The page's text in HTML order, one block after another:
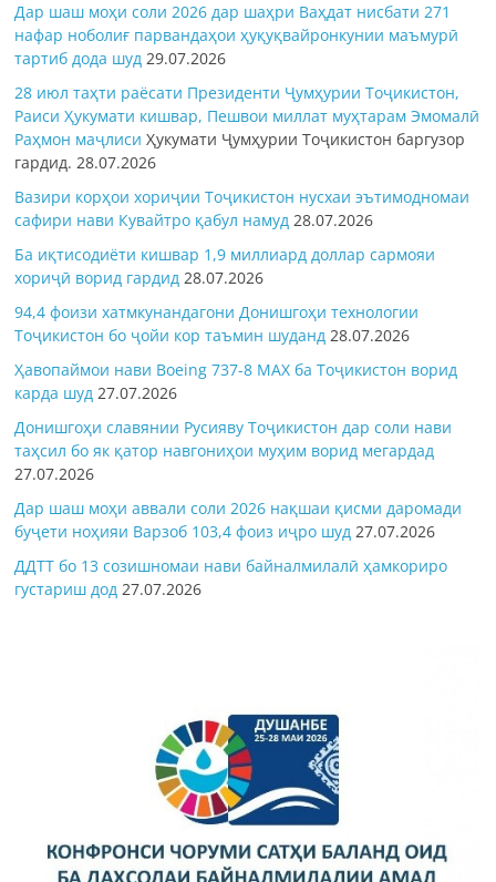
Дар шаш моҳи соли 2026 дар шаҳри Ваҳдат нисбати 271
нафар ноболиғ парвандаҳои ҳуқуқвайронкунии маъмурӣ
тартиб дода шуд 29.07.2026
28 июл таҳти раёсати Президенти Ҷумҳурии Тоҷикистон,
Раиси Ҳукумати кишвар, Пешвои миллат муҳтарам Эмомалӣ
Раҳмон маҷлисиҲукумати Ҷумҳурии Тоҷикистон баргузор
гардид.28.07.2026
Вазири корҳои хориҷии Тоҷикистон нусхаи эътимодномаи
сафири нави Кувайтро қабул намуд 28.07.2026
Ба иқтисодиёти кишвар 1,9 миллиард доллар сармояи
хориҷӣ ворид гардид 28.07.2026
94,4 фоизи хатмкунандагони Донишгоҳи технологии
Тоҷикистон бо ҷойи кор таъмин шуданд 28.07.2026
Ҳавопаймои нави Boeing 737-8 MAX ба Тоҷикистон ворид
карда шуд 27.07.2026
Донишгоҳи славянии Русияву Тоҷикистон дар соли нави
таҳсил бо як қатор навгониҳои муҳим ворид мегардад
27.07.2026
Дар шаш моҳи аввали соли 2026 нақшаи қисми даромади
буҷети ноҳияи Варзоб 103,4 фоиз иҷро шуд 27.07.2026
ДДТТ бо 13 созишномаи нави байналмилалӣ ҳамкориро
густариш дод 27.07.2026